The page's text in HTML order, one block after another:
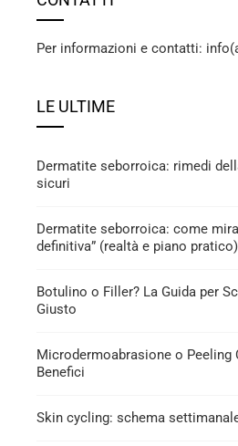
Per informazioni e contatti:
LE ULTIME
Dermatite seborroica: rimedi
sicuri
Dermatite seborroica: come
definitiva” (realtà e piano pratico)
Botulino o Filler? La Guida per
Giusto
Microdermoabrasione o Peeling
Benefici
Skin cycling: schema